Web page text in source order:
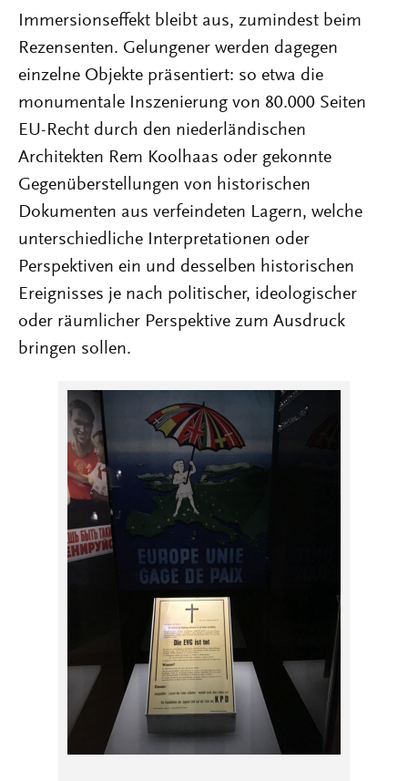
Immersionseffekt bleibt aus, zumindest beim
Rezensenten. Gelungener werden dagegen
einzelne Objekte präsentiert: so etwa die
monumentale Inszenierung von 80.000 Seiten
EU-Recht durch den niederländischen
Architekten Rem Koolhaas oder gekonnte
Gegenüberstellungen von historischen
Dokumenten aus verfeindeten Lagern, welche
unterschiedliche Interpretationen oder
Perspektiven ein und desselben historischen
Ereignisses je nach politischer, ideologischer
oder räumlicher Perspektive zum Ausdruck
bringen sollen.